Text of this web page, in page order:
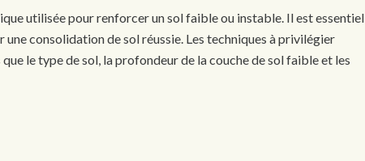
utilisée pour renforcer un sol faible ou instable. Il est essentiel
consolidation de sol réussie. Les techniques à privilégier
le type de sol, la profondeur de la couche de sol faible et les